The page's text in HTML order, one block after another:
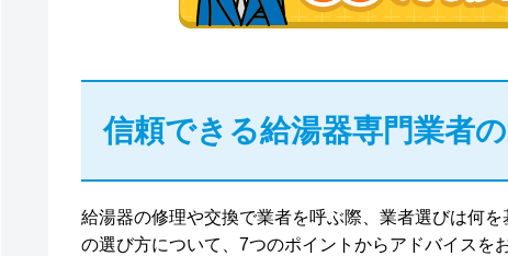
信頼できる給湯器専門業者
給湯器の修理や交換で業者を呼ぶ際、業者選びは何
の選び方について、7つのポイントからアドバイスを